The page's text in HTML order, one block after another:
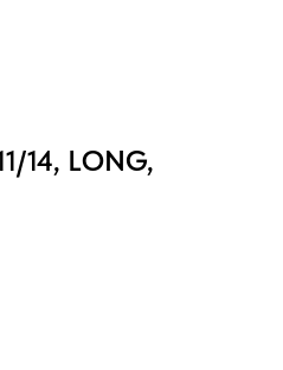
14, LONG,